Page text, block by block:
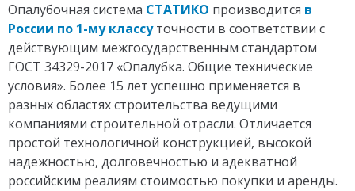
Опалубочная система СТАТИКО производится в
России по 1-му классуточности в соответствии с
действующим межгосударственным стандартом
ГОСТ 34329-2017 «Опалубка. Общие технические
условия». Более 15 лет успешно применяется в
разных областях строительства ведущими
компаниями строительной отрасли. Отличается
простой технологичной конструкцией, высокой
надежностью, долговечностью и адекватной
российским реалиям стоимостью покупки и аренды.